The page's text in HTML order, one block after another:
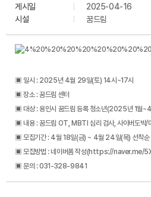
게시일
2025-04-16
시설
꿈드림
▣ 일시 : 2025년 4월 29일(토) 14시~17시
▣ 장소 : 꿈드림 센터
▣ 대상 : 용인시 꿈드림 등록 청소년(2025년 1월
▣ 내용 : 꿈드림 OT, MBTI 심리 검사, 사이버도박/
▣ 모집기간 : 4월 18일(금) ~ 4월 24일(목) 선착순
▣ 모집방법 : 네이버폼 작성(https://naver.me/
▣ 문의 : 031-328-9841